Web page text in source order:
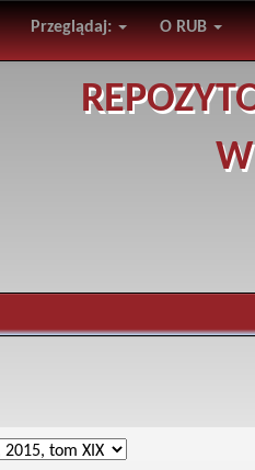
Przeglądaj: O RUB